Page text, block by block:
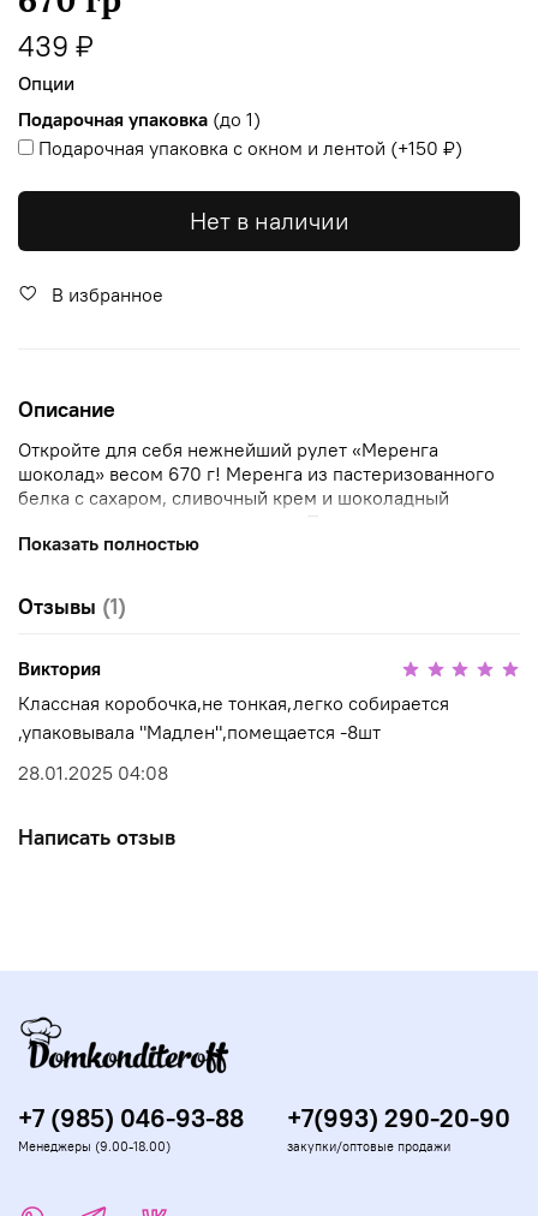
439 ₽
Опции
Подарочная упаковка (до 1)
Подарочная упаковка с окном и лентой (+150 ₽)
Нет в наличии
В избранное
Описание
Откройте для себя нежнейший рулет «Меренга
шоколад» весом 670 г! Меренга из пастеризованного
белка с сахаром, сливочный крем и шоколадный
наполнитель - ничего лишнего. Преимущество нашего
рулета — воздушная текстура и гармоничное сочетание
близких изысканностью вкуса. Удобен для
праздничного стола или повседневного наслаждения.
идеальный выбор для приятного вечера! При
подарочную упаковку с лентой.
Показать полностью
Отзывы (1)
Виктория
Классная коробочка,не тонкая,легко собирается
,упаковывала "Мадлен",помещается -8шт
28.01.2025 04:08
Написать отзыв
+7 (985) 046-93-88
Менеджеры (9.00-18.00)
+7(993) 290-20-90
закупки/оптовые продажи